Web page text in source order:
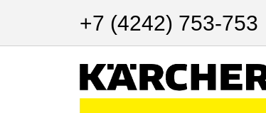
+7 (4242) 753-753